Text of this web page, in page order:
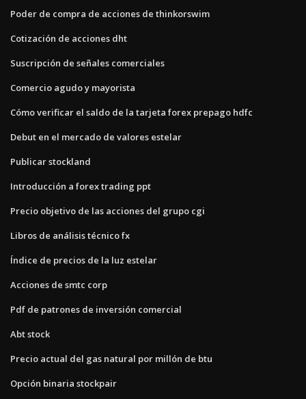
Poder de compra de acciones de thinkorswim
Cotización de acciones dht
Suscripción de señales comerciales
Comercio agudo y mayorista
Cómo verificar el saldo de la tarjeta forex prepago hdfc
Debut en el mercado de valores estelar
Publicar stockland
Introducción a forex trading ppt
Precio objetivo de las acciones del grupo cgi
Libros de análisis técnico fx
Índice de precios de la luz estelar
Acciones de smtc corp
Pdf de patrones de inversión comercial
Abt stock
Precio actual del gas natural por millón de btu
Opción binaria stockpair